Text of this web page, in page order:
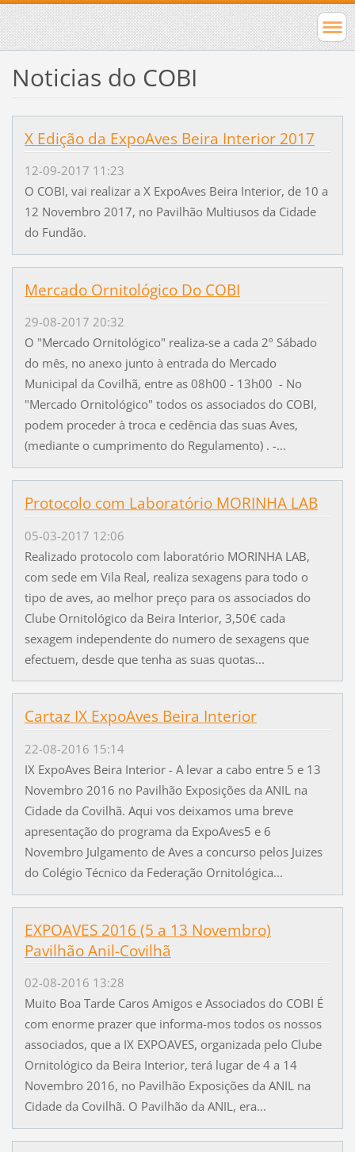
Noticias do COBI
X Edição da ExpoAves Beira Interior 2017
12-09-2017 11:23
O COBI, vai realizar a X ExpoAves Beira Interior, de 10 a
12 Novembro 2017, no Pavilhão Multiusos da Cidade
do Fundão.
Mercado Ornitológico Do COBI
29-08-2017 20:32
O "Mercado Ornitológico" realiza-se a cada 2º Sábado
do mês, no anexo junto à entrada do Mercado
Municipal da Covilhã, entre as 08h00 - 13h00 - No
"Mercado Ornitológico" todos os associados do COBI,
podem proceder à troca e cedência das suas Aves,
(mediante o cumprimento do Regulamento) . -...
Protocolo com Laboratório MORINHA LAB
05-03-2017 12:06
Realizado protocolo com laboratório MORINHA LAB,
com sede em Vila Real, realiza sexagens para todo o
tipo de aves, ao melhor preço para os associados do
Clube Ornitológico da Beira Interior, 3,50€ cada
sexagem independente do numero de sexagens que
efectuem, desde que tenha as suas quotas...
Cartaz IX ExpoAves Beira Interior
22-08-2016 15:14
IX ExpoAves Beira Interior - A levar a cabo entre 5 e 13
Novembro 2016 no Pavilhão Exposições da ANIL na
Cidade da Covilhã. Aqui vos deixamos uma breve
apresentação do programa da ExpoAves5 e 6
Novembro Julgamento de Aves a concurso pelos Juizes
do Colégio Técnico da Federação Ornitológica...
EXPOAVES 2016 (5 a 13 Novembro)
Pavilhão Anil-Covilhã
02-08-2016 13:28
Muito Boa Tarde Caros Amigos e Associados do COBI É
com enorme prazer que informa-mos todos os nossos
associados, que a IX EXPOAVES, organizada pelo Clube
Ornitológico da Beira Interior, terá lugar de 4 a 14
Novembro 2016, no Pavilhão Exposições da ANIL na
Cidade da Covilhã. O Pavilhão da ANIL, era...